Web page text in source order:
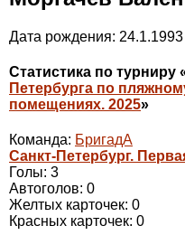
Дата рождения: 24.1.1993
Статистика по турниру
Петербурга по
помещениях. 2025»
Команда: БригадА
Санкт-Петербург.
Голы: 3
Автоголов: 0
Желтых карточек: 0
Красных карточек: 0